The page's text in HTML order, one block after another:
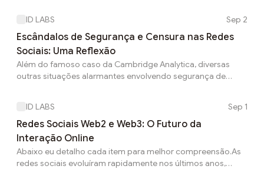
ID LABS Sep 2
Escândalos de Segurança e Censura nas Redes
Sociais: Uma Reflexão
Além do famoso caso da Cambridge Analytica, diversas
outras situações alarmantes envolvendo segurança de
notáveis:NSA e o Programa PRISM (2013) O ex-analista
Edward Snowden revelou que a NSA estava coletando
dados de grandes empresas de tecnologia, incluindo redes
sociais, através do programa PRISM. Este incidente
destacou preocupações sobre privacidade e a vigilância em
ID LABS Sep 1
Redes Sociais Web2 e Web3: O Futuro da
Interação Online
Abaixo eu detalho cada item para melhor compreensão.As
redes sociais evoluíram rapidamente nos últimos anos,